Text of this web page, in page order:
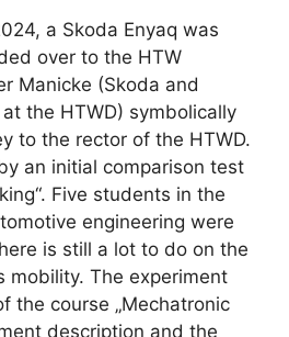
a Skoda Enyaq was
over to the HTW
Manicke (Skoda and
the HTWD) symbolically
to the rector of the HTWD.
an initial comparison test
Five students in the
engineering were
is still a lot to do on the
mobility. The experiment
the course „Mechatronic
description and the